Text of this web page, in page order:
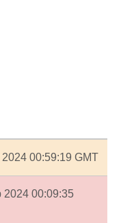
00:59:19 GMT
2024 00:09:35